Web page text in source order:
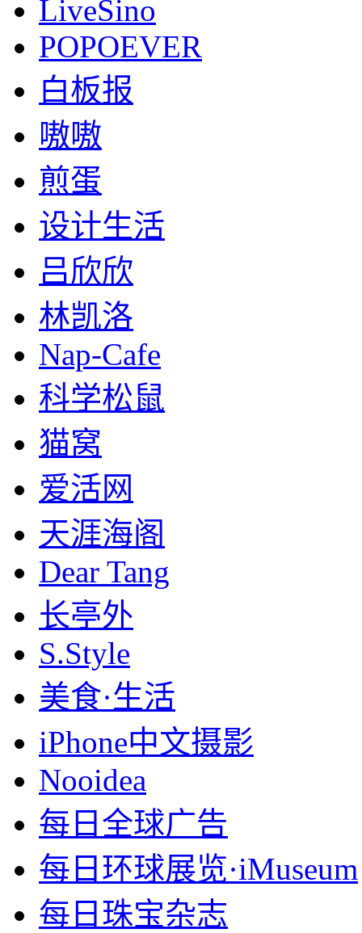
LiveSino
POPOEVER
白板报
嗷嗷
煎蛋
设计生活
吕欣欣
林凯洛
Nap-Cafe
科学松鼠
猫窝
爱活网
天涯海阁
Dear Tang
长亭外
S.Style
美食·生活
iPhone中文摄影
Nooidea
每日全球广告
每日环球展览·iMuseum
每日珠宝杂志